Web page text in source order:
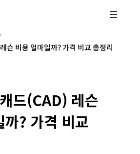
슨 비용 얼마일까? 가격 비교 총정리
드(CAD) 레슨
까? 가격 비교